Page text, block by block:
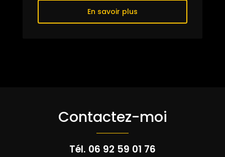
En savoir plus
Contactez-moi
Tél. 06 92 59 01 76